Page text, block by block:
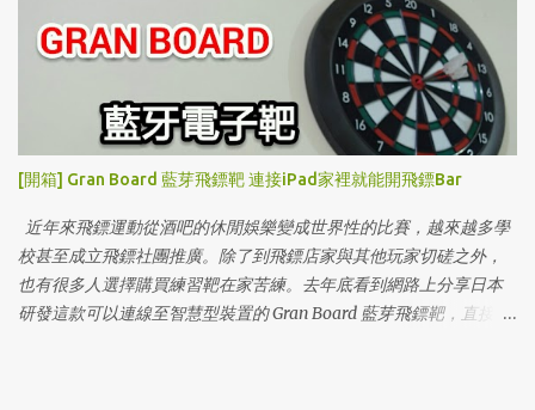
[開箱] Gran Board 藍芽飛鏢靶 連接iPad家裡就能開飛鏢Bar
近年來飛鏢運動從酒吧的休閒娛樂變成世界性的比賽，越來越多學
校甚至成立飛鏢社團推廣。除了到飛鏢店家與其他玩家切磋之外，
也有很多人選擇購買練習靶在家苦練。去年底看到網路上分享日本
研發這款可以連線至智慧型裝置的 Gran Board 藍芽飛鏢靶，直接把